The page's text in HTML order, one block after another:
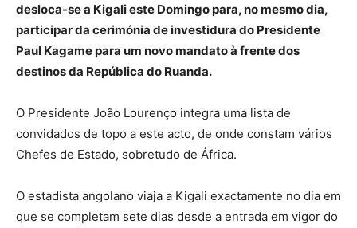
desloca-se a Kigali este Domingo para, no mesmo dia,
participar da cerimónia de investidura do Presidente
Paul Kagame para um novo mandato à frente dos
destinos da República do Ruanda.
O Presidente João Lourenço integra uma lista de
convidados de topo a este acto, de onde constam vários
Chefes de Estado, sobretudo de África.
O estadista angolano viaja a Kigali exactamente no dia em
que se completam sete dias desde a entrada em vigor do